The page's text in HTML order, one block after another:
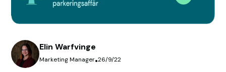
Elin Warfvinge
Marketing Manager•26/9/22